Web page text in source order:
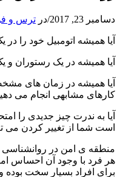
دسامبر 23, 2017 /در ترس و
آیا همیشه اتومبیل خود را
آیا همیشه در یک رستوران
آیا همیشه در زمان های
کارهای مشابهی انجام می
آیا به ندرت چیز جدیدی را
است شما از تغییر کردن می
منطقه ی امن در
هر فرد با وجود آن احساس
برای افراد بسیار سخت بوده